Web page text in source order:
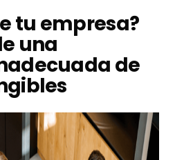
tu empresa?
una
de